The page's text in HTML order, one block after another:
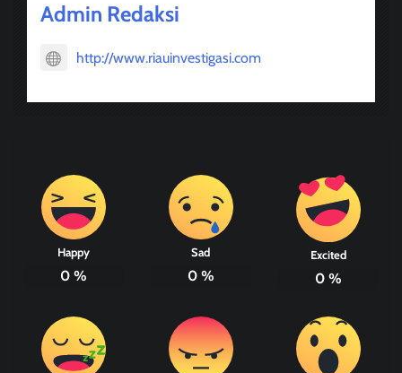
Admin Redaksi
http://www.riauinvestigasi.com
Happy
0%
Sad
0%
Excited
0%